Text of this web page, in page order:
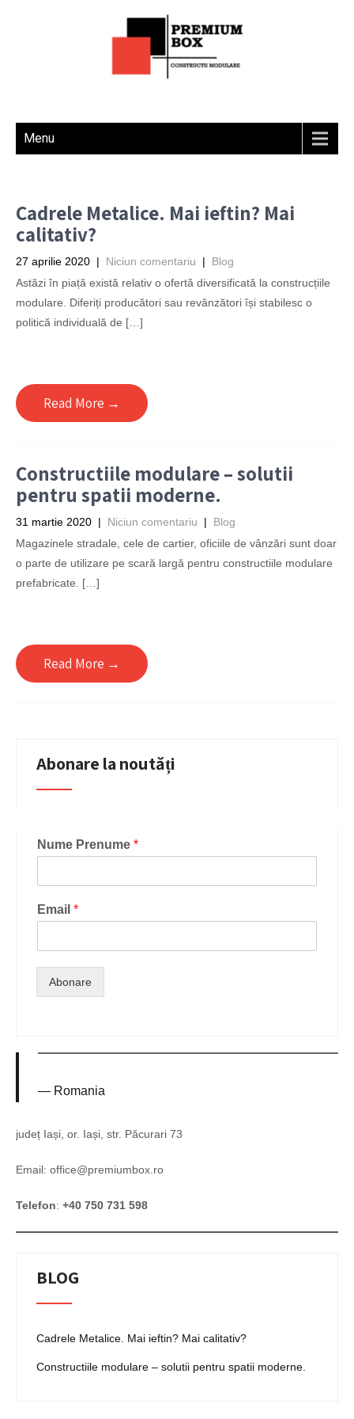
Menu
Cadrele Metalice. Mai ieftin? Mai
calitativ?
27 aprilie 2020 | Niciun comentariu | Blog
Astăzi în piață există relativ o ofertă diversificată la construcțiile
modulare. Diferiți producători sau revânzători își stabilesc o
politică individuală de […]
Read More →
Constructiile modulare – solutii
pentru spatii moderne.
31 martie 2020 | Niciun comentariu | Blog
Magazinele stradale, cele de cartier, oficiile de vânzări sunt doar
o parte de utilizare pe scară largă pentru constructiile modulare
prefabricate. […]
Read More →
Abonare la noutăți
Nume Prenume *
Email *
Abonare
Romania
județ Iași, or. Iași, str. Păcurari 73
Email: office@premiumbox.ro
Telefon: +40 750 731 598
BLOG
Cadrele Metalice. Mai ieftin? Mai calitativ?
Constructiile modulare – solutii pentru spatii moderne.